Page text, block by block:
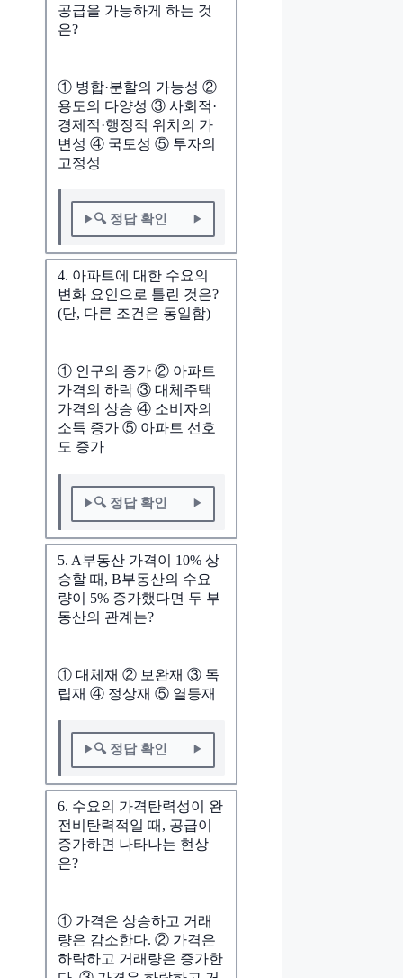
공급을 가능하게 하는 것
은?
① 병합·분할의 가능성 ②
용도의 다양성 ③ 사회적·
경제적·행정적 위치의 가
변성 ④ 국토성 ⑤ 투자의
고정성
🔍 정답 확인
4. 아파트에 대한 수요의
변화 요인으로 틀린 것은?
(단, 다른 조건은 동일함)
① 인구의 증가 ② 아파트
가격의 하락 ③ 대체주택
가격의 상승 ④ 소비자의
소득 증가 ⑤ 아파트 선호
도 증가
🔍 정답 확인
5. A부동산 가격이 10% 상
승할 때, B부동산의 수요
량이 5% 증가했다면 두 부
동산의 관계는?
① 대체재 ② 보완재 ③ 독
립재 ④ 정상재 ⑤ 열등재
🔍 정답 확인
6. 수요의 가격탄력성이 완
전비탄력적일 때, 공급이
증가하면 나타나는 현상
은?
① 가격은 상승하고 거래
량은 감소한다. ② 가격은
하락하고 거래량은 증가한